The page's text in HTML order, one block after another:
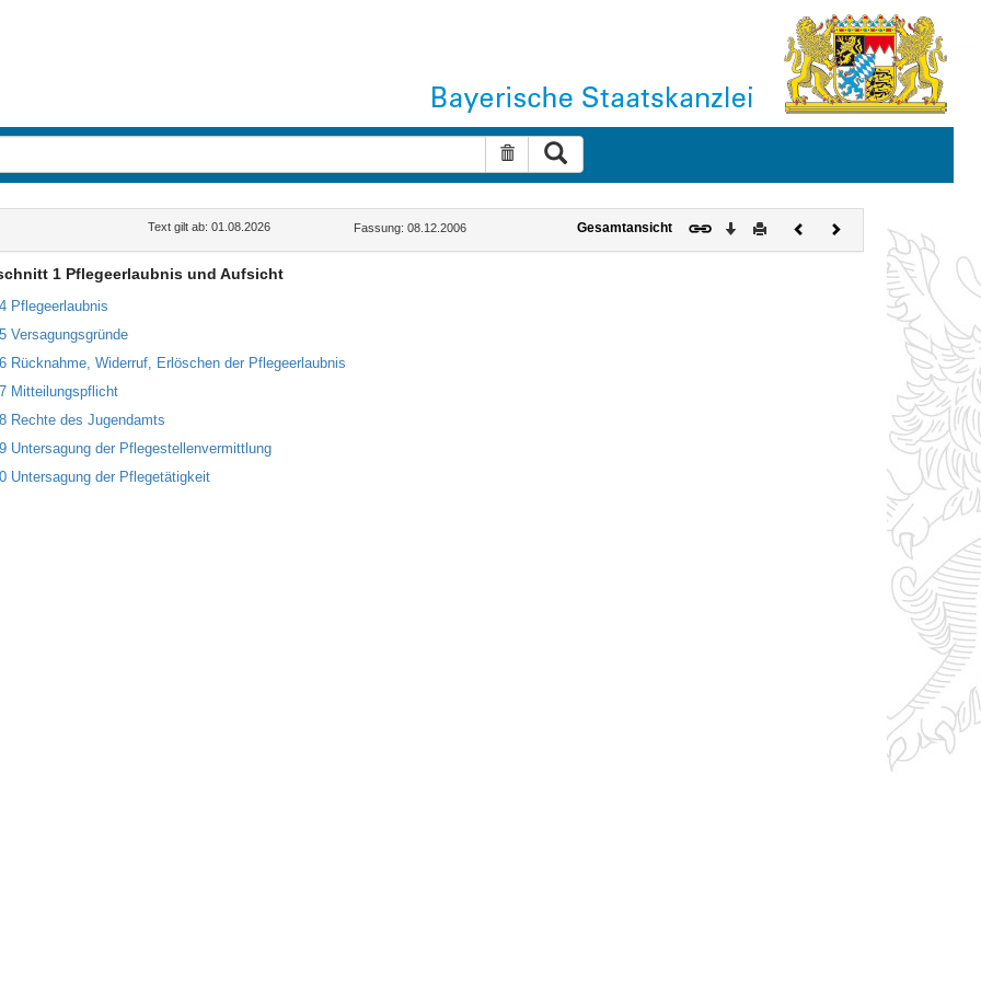
Suche zurücksetzen
Text gilt ab: 01.08.2026 Fassung: 08.12.2006 Gesamtansicht Download
DruckenVorherigesNächstes
Dokument
1 Pflegeerlaubnis und Aufsicht
Pflegeerlaubnis
Versagungsgründe
Rücknahme, Widerruf, Erlöschen der Pflegeerlaubnis
Mitteilungspflicht
Rechte des Jugendamts
Untersagung der Pflegestellenvermittlung
Untersagung der Pflegetätigkeit